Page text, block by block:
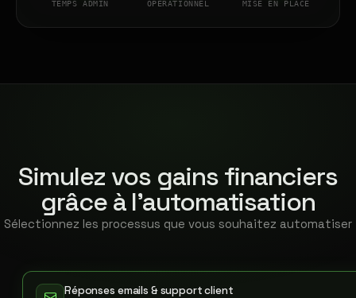
TEMPS ADMIN OPÉRATIONNEL MISE EN PLACE
Simulez vos gains financiers
grâce à l'automatisation
Sélectionnez les processus que vous souhaitez automatiser
Réponses emails & support client